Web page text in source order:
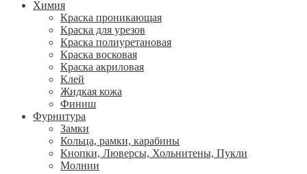
Химия
Краска проникающая
Краска для урезов
Краска полиуретановая
Краска восковая
Краска акриловая
Клей
Жидкая кожа
Финиш
Фурнитура
Замки
Кольца, рамки, карабины
Кнопки, Люверсы, Хольнитены, Пукли
Молнии